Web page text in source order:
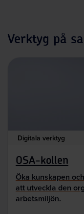
Verktyg på
Digitala verktyg
OSA-kollen
Öka kunskapen
att utveckla den
arbetsmiljön.